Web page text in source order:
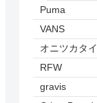
Puma
VANS
オニツカタ
RFW
gravis